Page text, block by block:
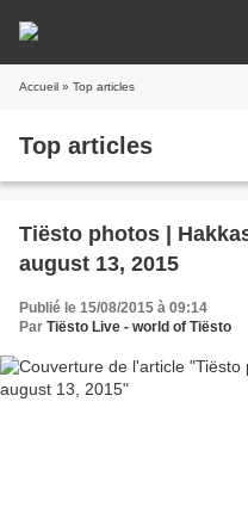
Accueil » Top articles
Top articles
Tiësto photos |
august 13, 2015
Publié le 15/08/2015 à 09:14
Par Tiësto Live - world of Tiësto